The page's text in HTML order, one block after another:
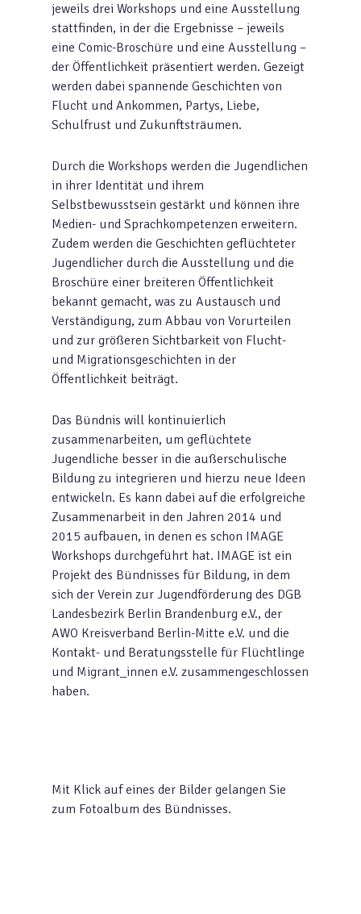
jeweils drei Workshops und eine Ausstellung
stattfinden, in der die Ergebnisse – jeweils
eine Comic-Broschüre und eine Ausstellung –
der Öffentlichkeit präsentiert werden. Gezeigt
werden dabei spannende Geschichten von
Flucht und Ankommen, Partys, Liebe,
Schulfrust und Zukunftsträumen.
Durch die Workshops werden die Jugendlichen
in ihrer Identität und ihrem
Selbstbewusstsein gestärkt und können ihre
Medien- und Sprachkompetenzen erweitern.
Zudem werden die Geschichten geflüchteter
Jugendlicher durch die Ausstellung und die
Broschüre einer breiteren Öffentlichkeit
bekannt gemacht, was zu Austausch und
Verständigung, zum Abbau von Vorurteilen
und zur größeren Sichtbarkeit von Flucht-
und Migrationsgeschichten in der
Öffentlichkeit beiträgt.
Das Bündnis will kontinuierlich
zusammenarbeiten, um geflüchtete
Jugendliche besser in die außerschulische
Bildung zu integrieren und hierzu neue Ideen
entwickeln. Es kann dabei auf die erfolgreiche
Zusammenarbeit in den Jahren 2014 und
2015 aufbauen, in denen es schon IMAGE
Workshops durchgeführt hat. IMAGE ist ein
Projekt des Bündnisses für Bildung, in dem
sich der Verein zur Jugendförderung des DGB
Landesbezirk Berlin Brandenburg e.V., der
AWO Kreisverband Berlin-Mitte e.V. und die
Kontakt- und Beratungsstelle für Flüchtlinge
und Migrant_innen e.V. zusammengeschlossen
haben.
Mit Klick auf eines der Bilder gelangen Sie
zum Fotoalbum des Bündnisses.